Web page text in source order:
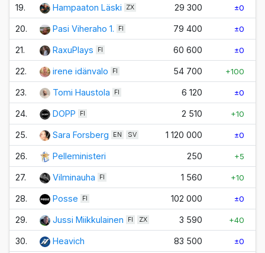
19. Hampaaton Läski ZX 29 300 ±0
20. Pasi Viheraho 1. FI 79 400 ±0
21. RaxuPlays FI 60 600 ±0
22. irene idänvalo FI 54 700 +100
23. Tomi Haustola FI 6 120 ±0
24. DOPP FI 2 510 +10
25. Sara Forsberg EN SV 1 120 000 ±0
26. Pelleministeri 250 +5
27. Vilminauha FI 1 560 +10
28. Posse FI 102 000 ±0
29. Jussi Miikkulainen FI ZX 3 590 +40
30. Heavich 83 500 ±0